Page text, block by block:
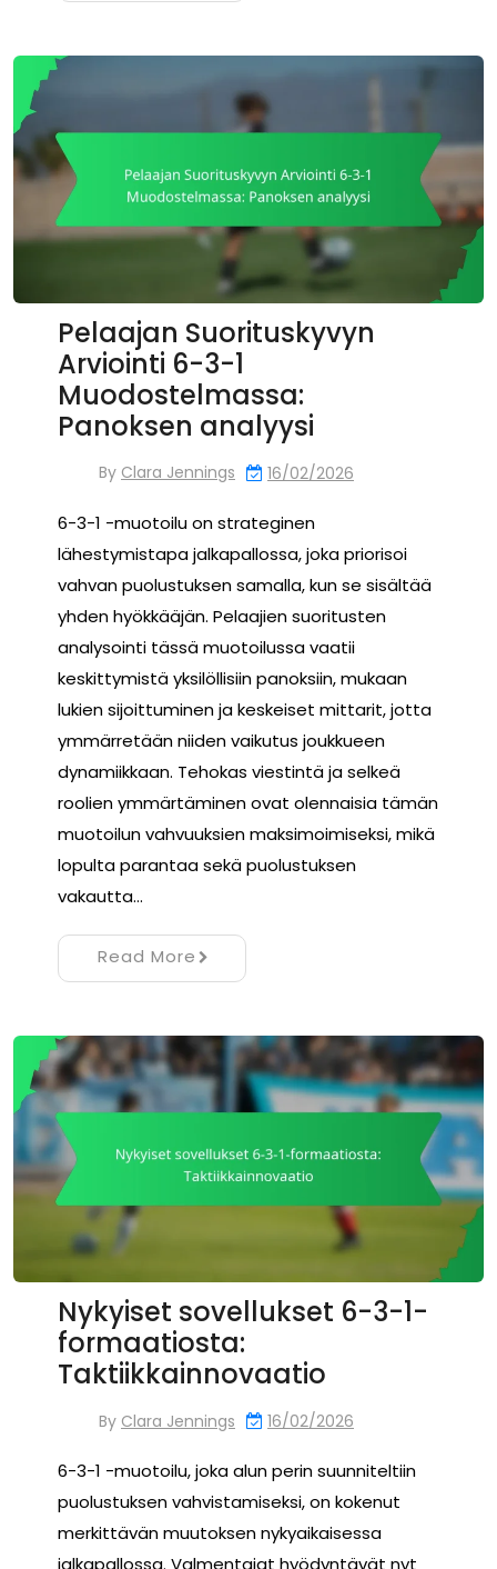
Pelaajan Suorituskyvyn
Arviointi 6-3-1
Muodostelmassa:
Panoksen analyysi
By Clara Jennings 16/02/2026
6-3-1 -muotoilu on strateginen
lähestymistapa jalkapallossa, joka priorisoi
vahvan puolustuksen samalla, kun se sisältää
yhden hyökkääjän. Pelaajien suoritusten
analysointi tässä muotoilussa vaatii
keskittymistä yksilöllisiin panoksiin, mukaan
lukien sijoittuminen ja keskeiset mittarit, jotta
ymmärretään niiden vaikutus joukkueen
dynamiikkaan. Tehokas viestintä ja selkeä
roolien ymmärtäminen ovat olennaisia tämän
muotoilun vahvuuksien maksimoimiseksi, mikä
lopulta parantaa sekä puolustuksen
vakautta…
Read More
Nykyiset sovellukset 6-3-1-
formaatiosta:
Taktiikkainnovaatio
By Clara Jennings 16/02/2026
6-3-1 -muotoilu, joka alun perin suunniteltiin
puolustuksen vahvistamiseksi, on kokenut
merkittävän muutoksen nykyaikaisessa